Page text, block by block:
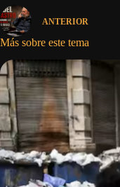
ANTERIOR
Más sobre este tema